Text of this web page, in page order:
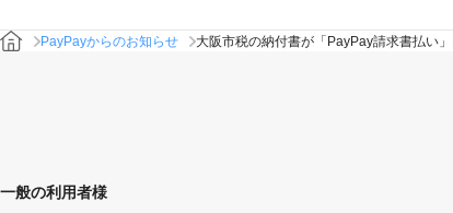
PayPayからのお知らせ 大阪市税の納付書が「PayPay請求書払い
一般の利用者様